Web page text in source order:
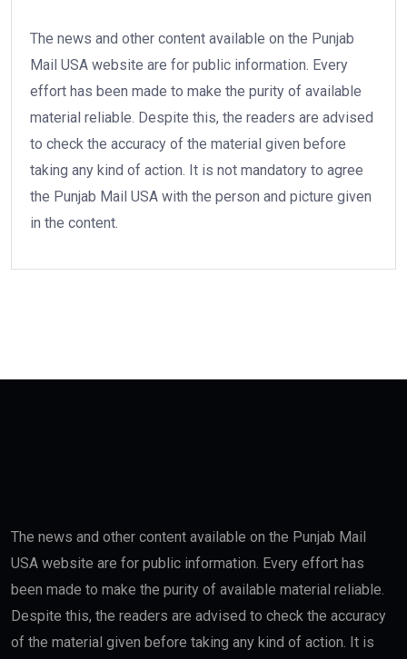
The news and other content available on the Punjab
Mail USA website are for public information. Every
effort has been made to make the purity of available
material reliable. Despite this, the readers are advised
to check the accuracy of the material given before
taking any kind of action. It is not mandatory to agree
the Punjab Mail USA with the person and picture given
in the content.
The news and other content available on the Punjab Mail
USA website are for public information. Every effort has
been made to make the purity of available material reliable.
Despite this, the readers are advised to check the accuracy
of the material given before taking any kind of action. It is